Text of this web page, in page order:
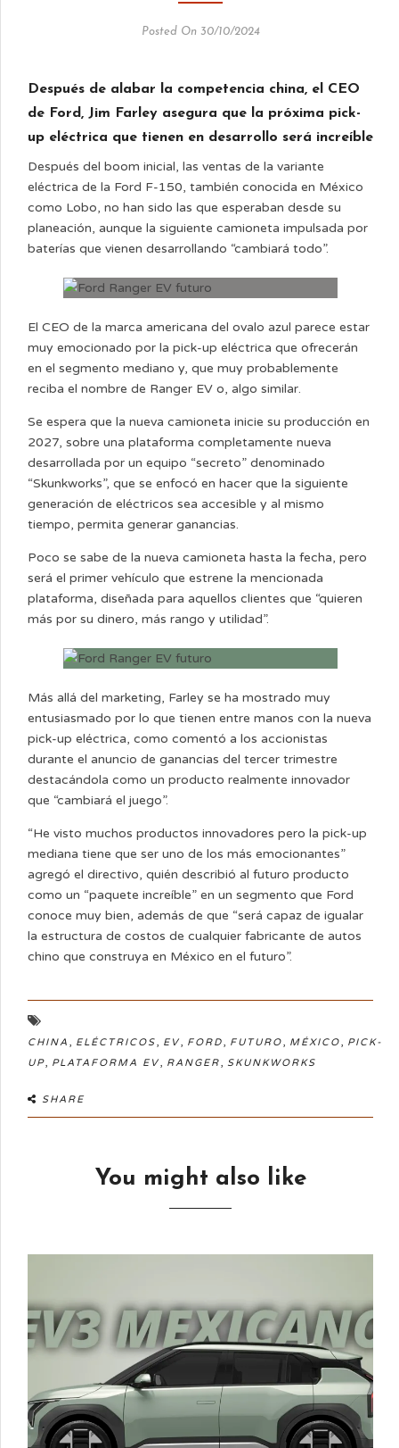
Posted On 30/10/2024
Después de alabar la competencia china, el CEO
de Ford, Jim Farley asegura que la próxima pick-
up eléctrica que tienen en desarrollo será increíble
Después del boom inicial, las ventas de la variante
eléctrica de la Ford F-150, también conocida en México
como Lobo, no han sido las que esperaban desde su
planeación, aunque la siguiente camioneta impulsada por
baterías que vienen desarrollando “cambiará todo”.
El CEO de la marca americana del ovalo azul parece estar
muy emocionado por la pick-up eléctrica que ofrecerán
en el segmento mediano y, que muy probablemente
reciba el nombre de Ranger EV o, algo similar.
Se espera que la nueva camioneta inicie su producción en
2027, sobre una plataforma completamente nueva
desarrollada por un equipo “secreto” denominado
“Skunkworks”, que se enfocó en hacer que la siguiente
generación de eléctricos sea accesible y al mismo
tiempo, permita generar ganancias.
Poco se sabe de la nueva camioneta hasta la fecha, pero
será el primer vehículo que estrene la mencionada
plataforma, diseñada para aquellos clientes que “quieren
más por su dinero, más rango y utilidad”.
Más allá del marketing, Farley se ha mostrado muy
entusiasmado por lo que tienen entre manos con la nueva
pick-up eléctrica, como comentó a los accionistas
durante el anuncio de ganancias del tercer trimestre
destacándola como un producto realmente innovador
que “cambiará el juego”.
“He visto muchos productos innovadores pero la pick-up
mediana tiene que ser uno de los más emocionantes”
agregó el directivo, quién describió al futuro producto
como un “paquete increíble” en un segmento que Ford
conoce muy bien, además de que “será capaz de igualar
la estructura de costos de cualquier fabricante de autos
chino que construya en México en el futuro”.
CHINA , ELÉCTRICOS, EV, FORD, FUTURO, MÉXICO, PICK-
UP, PLATAFORMA EV, RANGER, SKUNKWORKS
SHARE
You might also like